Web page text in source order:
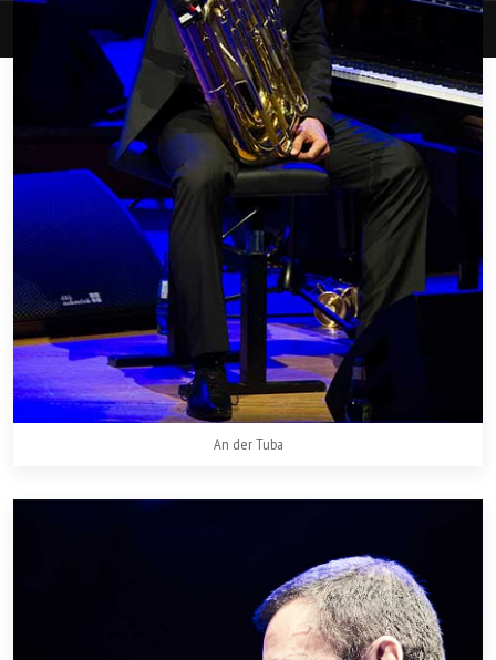
An der Tuba
© Martin Schmitt 2026